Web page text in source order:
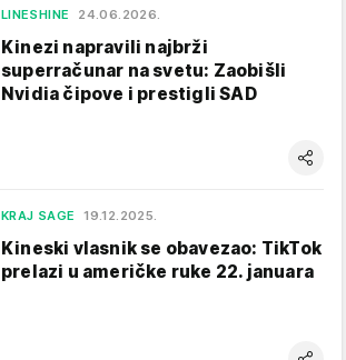
LINESHINE 24.06.2026.
Kinezi napravili najbrži
superračunar na svetu: Zaobišli
Nvidia čipove i prestigli SAD
KRAJ SAGE 19.12.2025.
Kineski vlasnik se obavezao: TikTok
prelazi u američke ruke 22. januara